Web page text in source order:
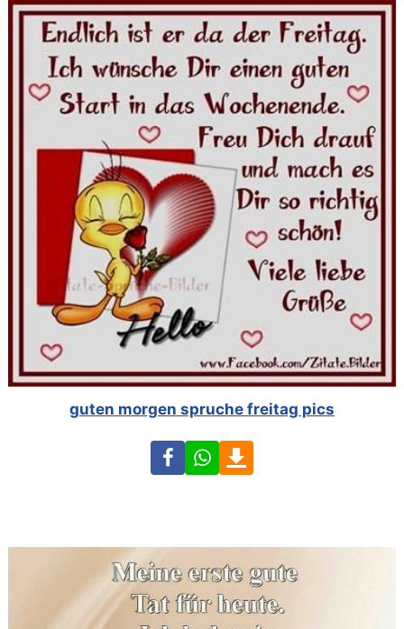
guten morgen spruche freitag pics
FacebookWhatsApp